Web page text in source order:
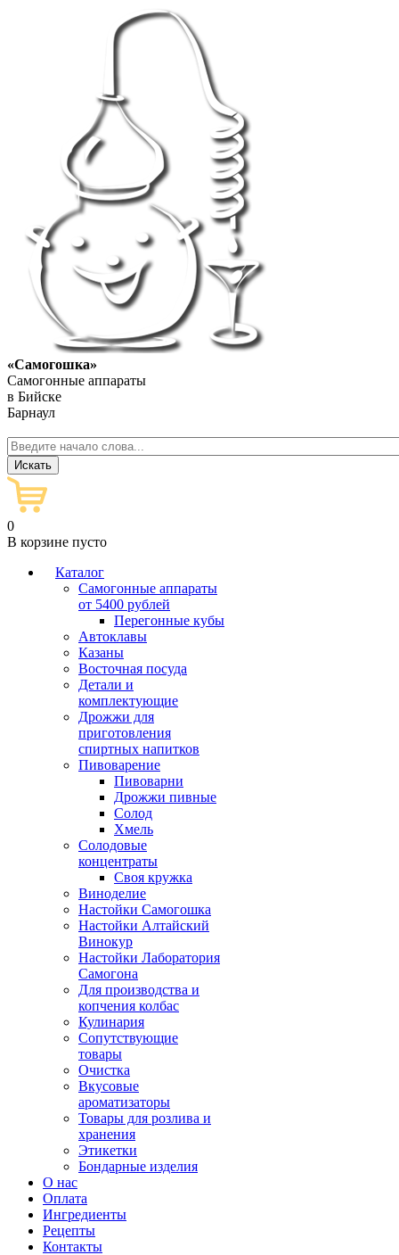
«Самогошка»
Самогонные аппараты
в Бийске
Барнаул
0
В корзине пусто
Каталог
Самогонные аппараты
от 5400 рублей
Перегонные кубы
Автоклавы
Казаны
Восточная посуда
Детали и
комплектующие
Дрожжи для
приготовления
спиртных напитков
Пивоварение
Пивоварни
Дрожжи пивные
Солод
Хмель
Солодовые
концентраты
Своя кружка
Виноделие
Настойки Самогошка
Настойки Алтайский
Винокур
Настойки Лаборатория
Самогона
Для производства и
копчения колбас
Кулинария
Сопутствующие
товары
Очистка
Вкусовые
ароматизаторы
Товары для розлива и
хранения
Этикетки
Бондарные изделия
О нас
Оплата
Ингредиенты
Рецепты
Контакты